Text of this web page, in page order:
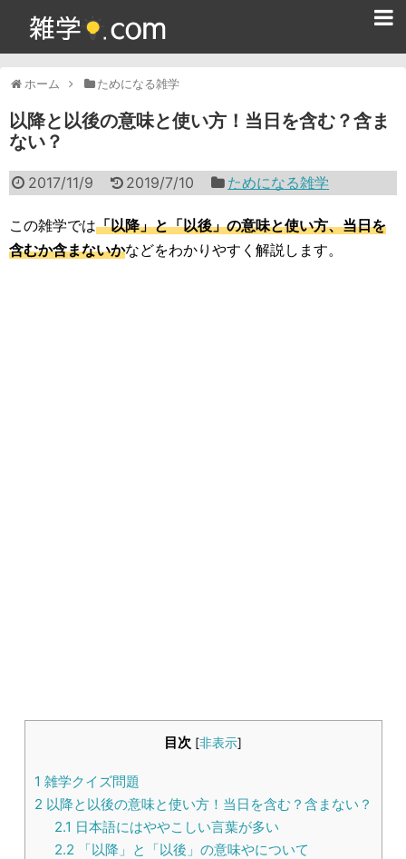
ホーム ためになる雑学
以降と以後の意味と使い方！当日を含む？含ま
ない？
2017/11/9 2019/7/10 ためになる雑学
この雑学では「以降」と「以後」の意味と使い方、当日を
含むか含まないかなどをわかりやすく解説します。
目次 [非表示]
1 雑学クイズ問題
2 以降と以後の意味と使い方！当日を含む？含まない？
2.1 日本語にはややこしい言葉が多い
2.2 「以降」と「以後」の意味やについて
365日雑学カレンダー
面白い雑学
ためになる雑学
スポーツ雑学